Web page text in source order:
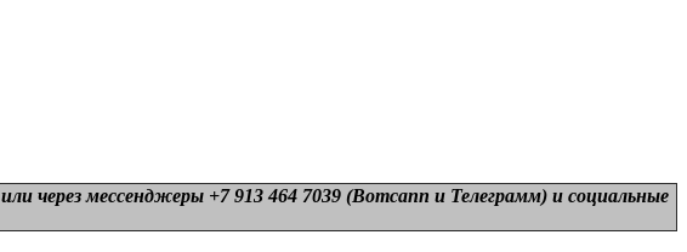
или через мессенджеры +7 913 464 7039 (Вотсапп и Телеграмм) и социальные